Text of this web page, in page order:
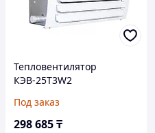
Тепловентилятор
КЭВ-25Т3W2
Под заказ
298 685₸